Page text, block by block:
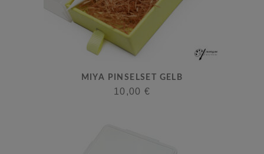
Produktseite
gewählt
MIYA PINSELSET GELB
10,00 €